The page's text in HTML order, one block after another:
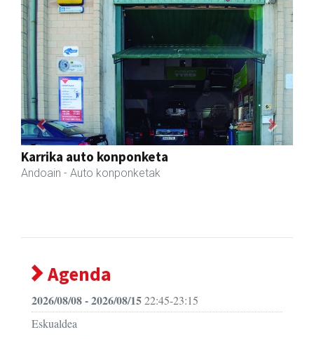
Salkin
Andoain - Merkatari elkarteak
Previous Next
Agenda
2026/08/08 - 2026/08/1522:45-23:15
Eskualdea